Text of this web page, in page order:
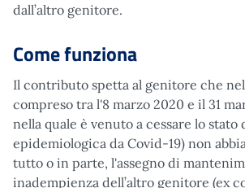
dall’altro genitore.
Come funziona
Il contributo spetta al genitore che
compreso tra l'8 marzo 2020 e il 31
nella quale è venuto a cessare lo stato
epidemiologica da Covid-19) non
tutto o in parte, l'assegno di
inadempienza dell’altro genitore (ex